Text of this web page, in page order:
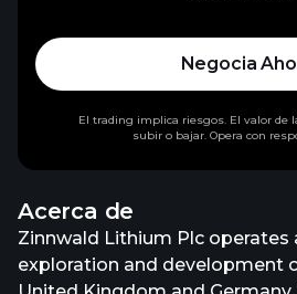
Acerca de
Zinnwald Lithium Plc operates
exploration and development
Negocia
El trading implica riesgos. El valor de
subir o bajar. Opera con